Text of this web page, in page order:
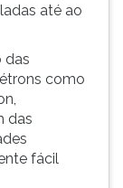
até ao
das
como
das
fácil